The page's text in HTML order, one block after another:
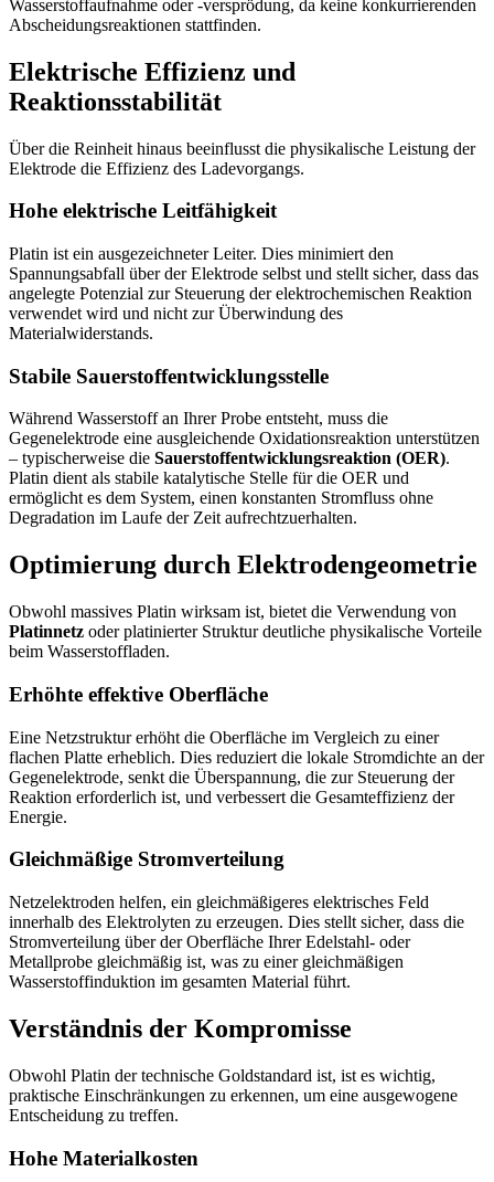
Wasserstoffaufnahme oder -versprödung, da keine konkurrierenden
Abscheidungsreaktionen stattfinden.
Elektrische Effizienz und
Reaktionsstabilität
Über die Reinheit hinaus beeinflusst die physikalische Leistung der
Elektrode die Effizienz des Ladevorgangs.
Hohe elektrische Leitfähigkeit
Platin ist ein ausgezeichneter Leiter. Dies minimiert den
Spannungsabfall über der Elektrode selbst und stellt sicher, dass das
angelegte Potenzial zur Steuerung der elektrochemischen Reaktion
verwendet wird und nicht zur Überwindung des
Materialwiderstands.
Stabile Sauerstoffentwicklungsstelle
Während Wasserstoff an Ihrer Probe entsteht, muss die
Gegenelektrode eine ausgleichende Oxidationsreaktion unterstützen
– typischerweise die Sauerstoffentwicklungsreaktion (OER).
Platin dient als stabile katalytische Stelle für die OER und
ermöglicht es dem System, einen konstanten Stromfluss ohne
Degradation im Laufe der Zeit aufrechtzuerhalten.
Optimierung durch Elektrodengeometrie
Obwohl massives Platin wirksam ist, bietet die Verwendung von
Platinnetz oder platinierter Struktur deutliche physikalische Vorteile
beim Wasserstoffladen.
Erhöhte effektive Oberfläche
Eine Netzstruktur erhöht die Oberfläche im Vergleich zu einer
flachen Platte erheblich. Dies reduziert die lokale Stromdichte an der
Gegenelektrode, senkt die Überspannung, die zur Steuerung der
Reaktion erforderlich ist, und verbessert die Gesamteffizienz der
Energie.
Gleichmäßige Stromverteilung
Netzelektroden helfen, ein gleichmäßigeres elektrisches Feld
innerhalb des Elektrolyten zu erzeugen. Dies stellt sicher, dass die
Stromverteilung über der Oberfläche Ihrer Edelstahl- oder
Metallprobe gleichmäßig ist, was zu einer gleichmäßigen
Wasserstoffinduktion im gesamten Material führt.
Verständnis der Kompromisse
Obwohl Platin der technische Goldstandard ist, ist es wichtig,
praktische Einschränkungen zu erkennen, um eine ausgewogene
Entscheidung zu treffen.
Hohe Materialkosten